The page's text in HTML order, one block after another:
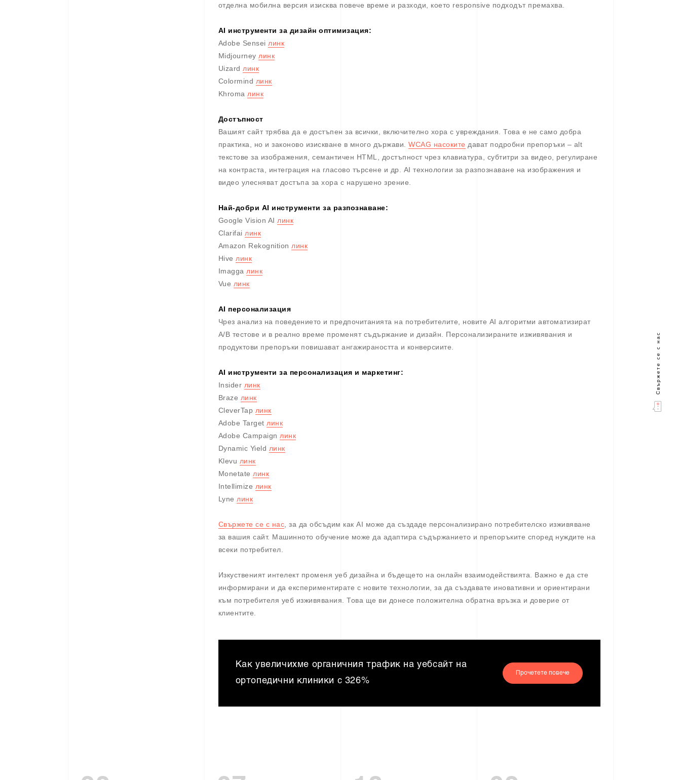
Свържете се с нас
отделна мобилна версия изисква повече време и разходи, което responsive подходът премахва.
AI инструменти за дизайн оптимизация:
Adobe Sensei линк
Midjourney линк
Uizard линк
Colormind линк
Khroma линк
Достъпност
Вашият сайт трябва да е достъпен за всички, включително хора с увреждания. Това е не само добра
практика, но и законово изискване в много държави.WCAG насоките дават подробни препоръки – alt
текстове за изображения, семантичен HTML, достъпност чрез клавиатура, субтитри за видео, регулиране
на контраста, интеграция на гласово търсене и др. AI технологии за разпознаване на изображения и
видео улесняват достъпа за хора с нарушено зрение.
Най-добри AI инструменти за разпознаване:
Google Vision AI линк
Clarifai линк
Amazon Rekognition линк
Hive линк
Imagga линк
Vue линк
AI персонализация
Чрез анализ на поведението и предпочитанията на потребителите, новите AI алгоритми автоматизират
A/B тестове и в реално време променят съдържание и дизайн. Персонализираните изживявания и
продуктови препоръки повишават ангажираността и конверсиите.
AI инструменти за персонализация и маркетинг:
Insider линк
Braze линк
CleverTap линк
Adobe Target линк
Adobe Campaign линк
Dynamic Yield линк
Klevu линк
Monetate линк
Intellimize линк
Lyne линк
Свържете се с нас , за да обсъдим как AI може да създаде персонализирано потребителско изживяване
за вашия сайт. Машинното обучение може да адаптира съдържанието и препоръките според нуждите на
всеки потребител.
Изкуственият интелект променя уеб дизайна и бъдещето на онлайн взаимодействията. Важно е да сте
информирани и да експериментирате с новите технологии, за да създавате иновативни и ориентирани
към потребителя уеб изживявания. Това ще ви донесе положителна обратна връзка и доверие от
клиентите.
Как увеличихме органичния трафик на уебсайт на
ортопедични клиники с 326%
Прочетете повече